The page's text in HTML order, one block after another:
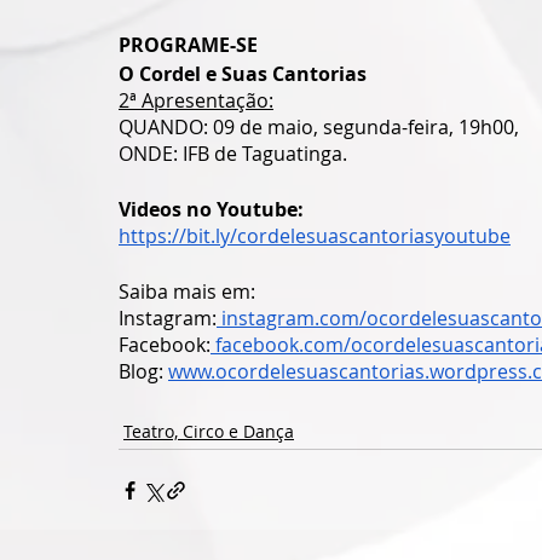
PROGRAME-SE
O Cordel e Suas Cantorias
2ª Apresentação:
QUANDO: 09 de maio, segunda-feira, 19h00,
ONDE: IFB de Taguatinga.
Videos no Youtube:
https://bit.ly/cordelesuascantoriasyoutube
Saiba mais em:
Instagram: instagram.com/
Facebook: facebook.com/
Blog:
Teatro, Circo e Dança